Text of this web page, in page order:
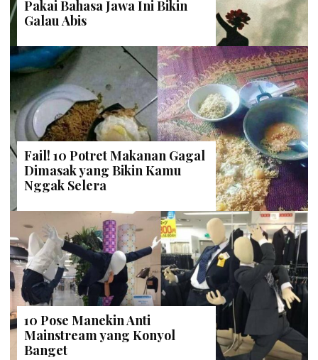
Pakai Bahasa Jawa Ini Bikin
Galau Abis
Fail! 10 Potret Makanan Gagal
Dimasak yang Bikin Kamu
Nggak Selera
10 Pose Manekin Anti
Mainstream yang Konyol
Banget